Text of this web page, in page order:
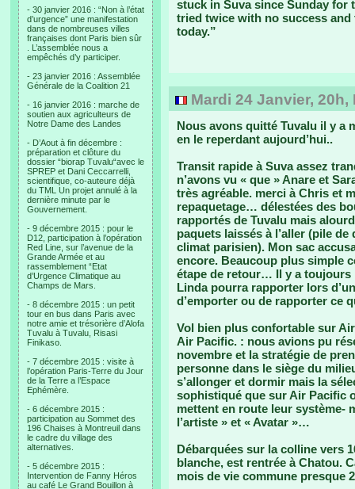
- 30 janvier 2016 : “Non à l’état
d’urgence” une manifestation
dans de nombreuses villes
françaises dont Paris bien sûr
. L’assemblée nous a
empêchés d’y participer.
- 23 janvier 2016 : Assemblée
Générale de la Coalition 21
- 16 janvier 2016 : marche de
soutien aux agriculteurs de
Notre Dame des Landes
- D’Aout à fin décembre :
préparation et clôture du
dossier “biorap Tuvalu“avec le
SPREP et Dani Ceccarrelli,
scientifique, co-auteure déjà
du TML Un projet annulé à la
dernière minute par le
Gouvernement.
- 9 décembre 2015 : pour le
D12, participation à l’opération
Red Line, sur l’avenue de la
Grande Armée et au
rassemblement “Etat
d’Urgence Climatique au
Champs de Mars.
- 8 décembre 2015 : un petit
tour en bus dans Paris avec
notre amie et trésorière d’Alofa
Tuvalu à Tuvalu, Risasi
Finikaso.
- 7 décembre 2015 : visite à
l’opération Paris-Terre du Jour
de la Terre a l’Espace
Ephémère.
- 6 décembre 2015 :
participation au Sommet des
196 Chaises à Montreuil dans
le cadre du village des
alternatives.
- 5 décembre 2015 :
Intervention de Fanny Héros
au café Le Grand Bouillon à
stuck in Suva since Sunday for
tried twice with no success
today.”
Mardi 24 Janvier,
Nous avons quitté Tuvalu il y a
en le reperdant aujourd’hui..
Transit rapide à Suva assez
n’avons vu « que » Anare et
très agréable. merci à Chris et
repaquetage… délestées des
rapportés de Tuvalu mais
paquets laissés à l’aller (pile
climat parisien). Mon sac
encore. Beaucoup plus simple
étape de retour… Il y a toujours
Linda pourra rapporter lors
d’emporter ou de rapporter ce
Vol bien plus confortable sur
Air Pacific. : nous avions pu
novembre et la stratégie de
personne dans le siège du
s’allonger et dormir mais la
sophistiqué que sur Air Pacific
mettent en route leur système-
l’artiste » et « Avatar »…
Débarquées sur la colline vers
blanche, est rentrée à Chatou.
mois de vie commune presque